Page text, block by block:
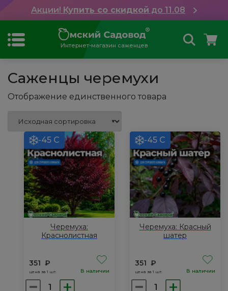
Акции! Купить со скидкой до 11.08
Интернет-магазин саженцев
Саженцы черемухи
Отображение единственного товара
-45 С
Черемуха:
Краснолистная
351 ₽
цена за 1 шт. В наличии
Количество
-45 С
Черемуха: Красный
шатер
351 ₽
цена за 1 шт. В наличии
Количество